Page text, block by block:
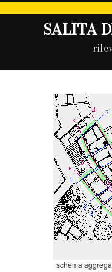
SALITA
schema